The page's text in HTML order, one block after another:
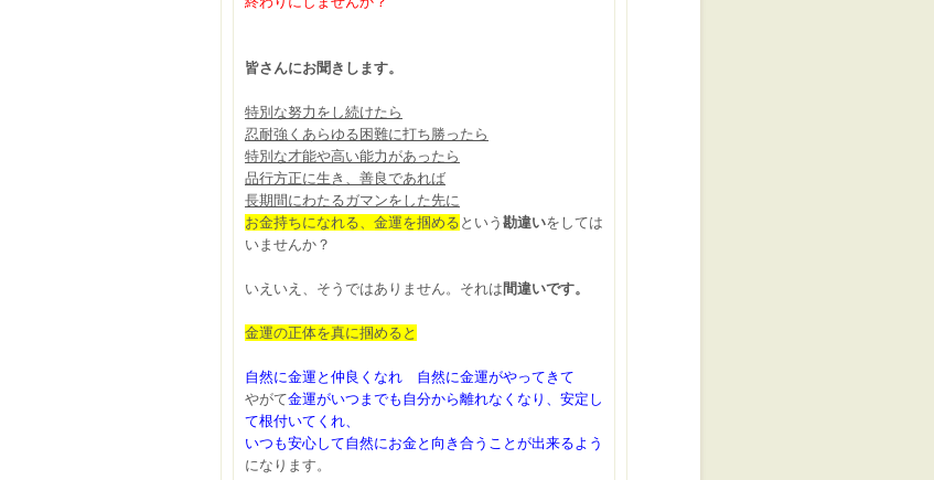
皆さんにお聞きします。
特別な努力をし続けたら
忍耐強くあらゆる困難に打ち勝ったら
特別な才能や高い能力があったら
品行方正に生き、善良であれば
長期間にわたるガマンをした先に
お金持ちになれる、金運を掴める という 勘違いをしては
いませんか？
いえいえ、そうではありません。それは 間違いです。
金運の正体を真に掴めると
自然に金運と仲良くなれ 自然に金運がやってきて
やがて金運がいつまでも自分から離れなくなり、安定し
て根付いてくれ、
いつも安心して自然にお金と向き合うことが出来るよう
になります。